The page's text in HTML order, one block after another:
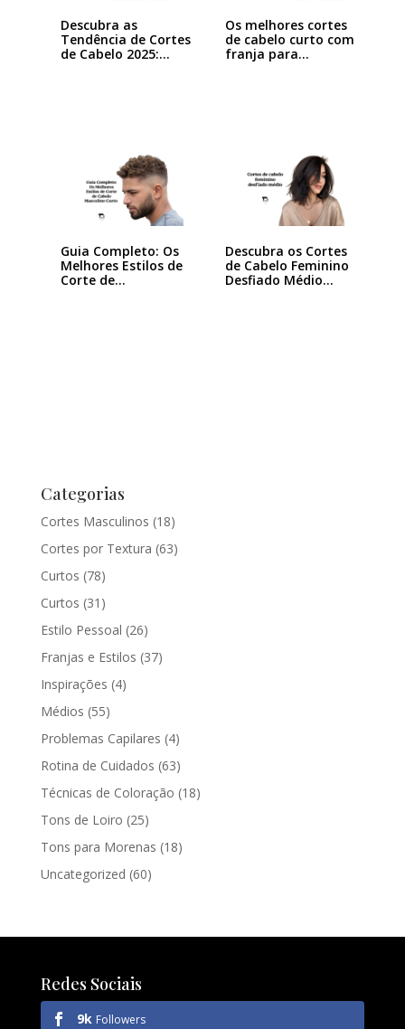
Descubra as
Tendência de Cortes
de Cabelo 2025:…
Os melhores cortes
de cabelo curto com
franja para…
Guia Completo: Os
Melhores Estilos de
Corte de…
Descubra os Cortes
de Cabelo Feminino
Desfiado Médio…
Categorias
Cortes Masculinos (18)
Cortes por Textura (63)
Curtos (78)
Curtos (31)
Estilo Pessoal (26)
Franjas e Estilos (37)
Inspirações (4)
Médios (55)
Problemas Capilares (4)
Rotina de Cuidados (63)
Técnicas de Coloração (18)
Tons de Loiro (25)
Tons para Morenas (18)
Uncategorized (60)
Redes Sociais
9k Followers